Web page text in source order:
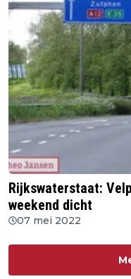
Rijkswaterstaat:
weekend dicht
07 mei 2022